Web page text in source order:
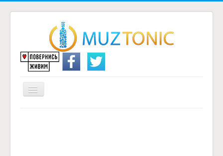
Перемикач
навігації